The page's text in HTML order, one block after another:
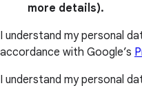
more details).
I understand my personal
accordance with Google’s
I understand my personal